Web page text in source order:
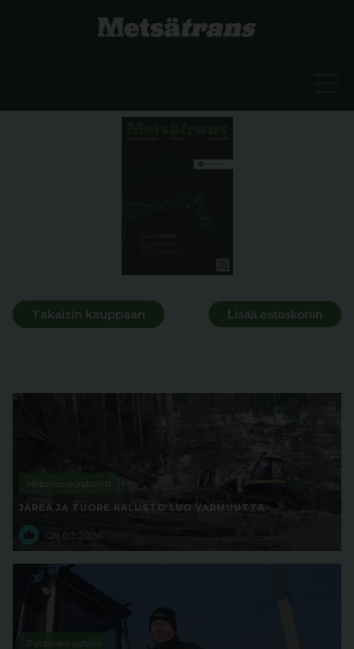
Takaisin kauppaan Lisää ostoskoriin
Metsäkoneurakointi
JÄREÄ JA TUORE KALUSTO LUO VARMUUTTA
09.03.2024
Puutavara-autoilu